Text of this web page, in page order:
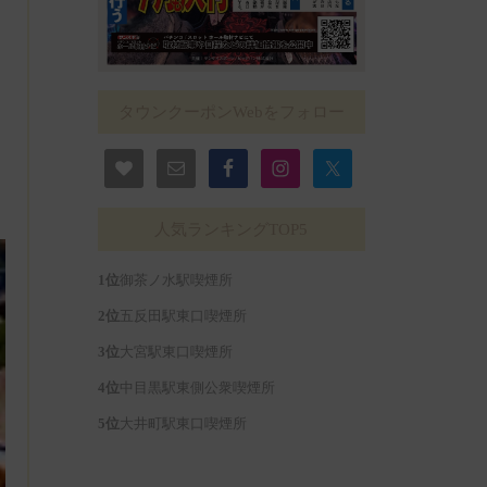
御茶ノ水駅喫煙所
五反田駅東口喫煙所
大宮駅東口喫煙所
中目黒駅東側公衆喫煙所
大井町駅東口喫煙所